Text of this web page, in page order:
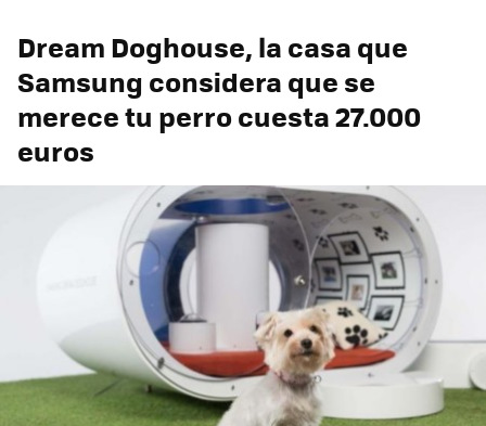
Dream Doghouse, la casa que
Samsung considera que se
merece tu perro cuesta 27.000
euros